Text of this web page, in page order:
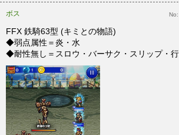
ボス No:
FFX 鉄騎63型 (キミとの物語)
◆弱点属性＝炎・水
◆耐性無し＝スロウ・バーサク・スリップ・